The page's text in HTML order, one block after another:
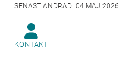
SENAST ÄNDRAD: 04 MAJ 2026
KONTAKT